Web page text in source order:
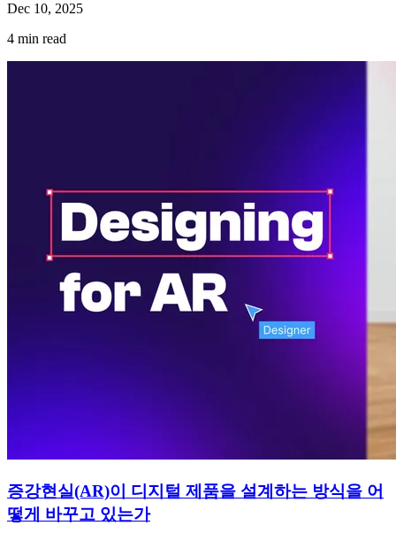
Dec 10, 2025
4 min read
증강현실(AR)이 디지털 제품을 설계하는 방식을 어
떻게 바꾸고 있는가